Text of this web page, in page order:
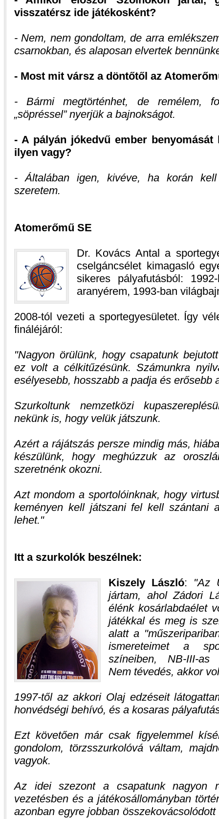
visszatérsz ide játékosként?
- Nem, nem gondoltam, de arra
csarnokban, és alaposan elvertek
- Most mit vársz a döntőtől az
- Bármi megtörténhet, de remélem,
„söpréssel” nyerjük a bajnokságot.
- A pályán jókedvű ember benyomását
ilyen vagy?
- Általában igen, kivéve, ha korán
szeretem.
Atomerőmű SE
Dr. Kovács Antal a
cselgáncsélet kimagasló
sikeres pályafutásból:
aranyérem, 1993-ban
2008-tól vezeti a sportegyesületet. Így
fináléjáról:
Nagyon örülünk, hogy csapatunk
ez volt a célkitűzésünk. Számunkra
esélyesebb, hosszabb a padja és erősebb
Szurkoltunk nemzetközi
nekünk is, hogy velük játszunk.
Azért a rájátszás persze mindig más,
készülünk, hogy meghúzzuk az
szeretnénk okozni.
Azt mondom a sportolóinknak, hogy
keményen kell játszani fel kell szántani
lehet.
Itt a szurkolók beszélnek:
Kiszely László:
Az
jártam, ahol Zádori
élénk kosárlabdaélet
játékkal és meg is
alatt a
ismereteimet a
színeiben, NB-III-as
Nem tévedés, akkor
1997-től az akkori Olaj edzéseit
honvédségi behívó, és a kosaras
Ezt követően már csak figyelemmel
gondolom, törzsszurkolóvá váltam,
vagyok.
Az idei szezont a csapatunk nagyon
vezetésben és a játékosállományban
azonban egyre jobban